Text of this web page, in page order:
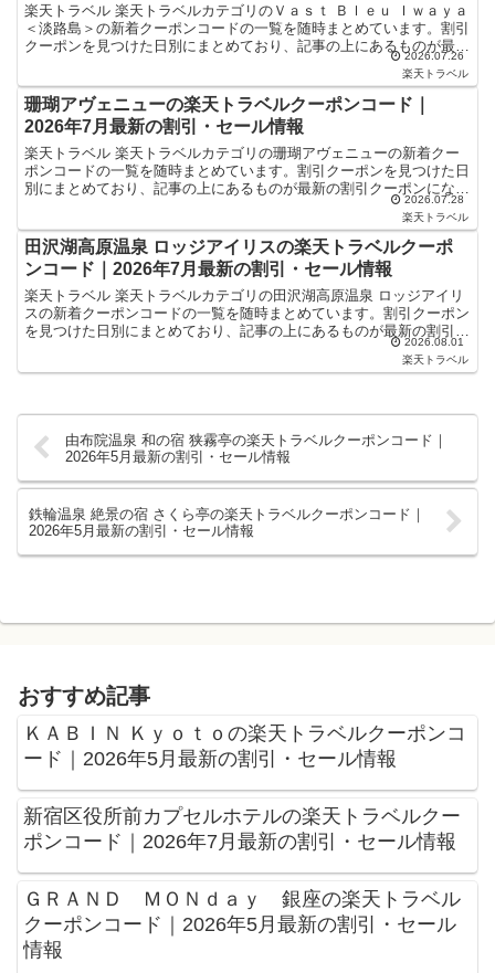
楽天トラベル 楽天トラベルカテゴリのＶａｓｔ Ｂｌｅｕ Ｉｗａｙａ
＜淡路島＞の新着クーポンコードの一覧を随時まとめています。割引
クーポンを見つけた日別にまとめており、記事の上にあるものが最新
の割引クーポンになります。ホテル・旅館宿泊の予約な... 2026.07.26
楽天トラベル
珊瑚アヴェニューの楽天トラベルクーポンコード｜
2026年7月最新の割引・セール情報
楽天トラベル 楽天トラベルカテゴリの珊瑚アヴェニューの新着クー
ポンコードの一覧を随時まとめています。割引クーポンを見つけた日
別にまとめており、記事の上にあるものが最新の割引クーポンになり
ます。ホテル・旅館宿泊の予約などで使えるクーポンやセー...2026.07.28
楽天トラベル
田沢湖高原温泉 ロッジアイリスの楽天トラベルクーポ
ンコード｜2026年7月最新の割引・セール情報
楽天トラベル 楽天トラベルカテゴリの田沢湖高原温泉 ロッジアイリ
スの新着クーポンコードの一覧を随時まとめています。割引クーポン
を見つけた日別にまとめており、記事の上にあるものが最新の割引ク
ーポンになります。ホテル・旅館宿泊の予約などで使える...2026.08.01
楽天トラベル
由布院温泉 和の宿 狭霧亭の楽天トラベルクーポンコード｜
2026年5月最新の割引・セール情報
鉄輪温泉 絶景の宿 さくら亭の楽天トラベルクーポンコード｜
2026年5月最新の割引・セール情報
おすすめ記事
ＫＡＢＩＮ Ｋｙｏｔｏの楽天トラベルクーポンコ
ード｜2026年5月最新の割引・セール情報
新宿区役所前カプセルホテルの楽天トラベルクー
ポンコード｜2026年7月最新の割引・セール情報
ＧＲＡＮＤ ＭＯＮｄａｙ 銀座の楽天トラベル
クーポンコード｜2026年5月最新の割引・セール
情報